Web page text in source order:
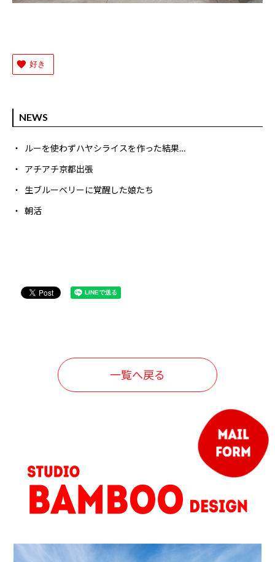
好き
NEWS
ルーを使わずハヤシライスを作った結果…
アチアチ京都出張
生ブルーベリーに覚醒した娘たち
朝活
一覧へ戻る